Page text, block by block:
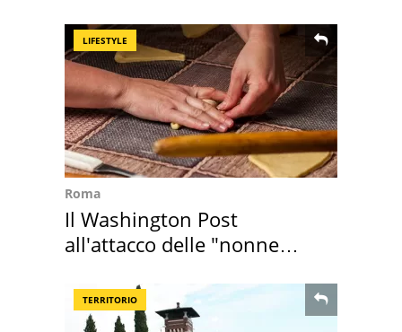
LIFESTYLE
Roma
Il Washington Post
all'attacco delle "nonne
TERRITORIO